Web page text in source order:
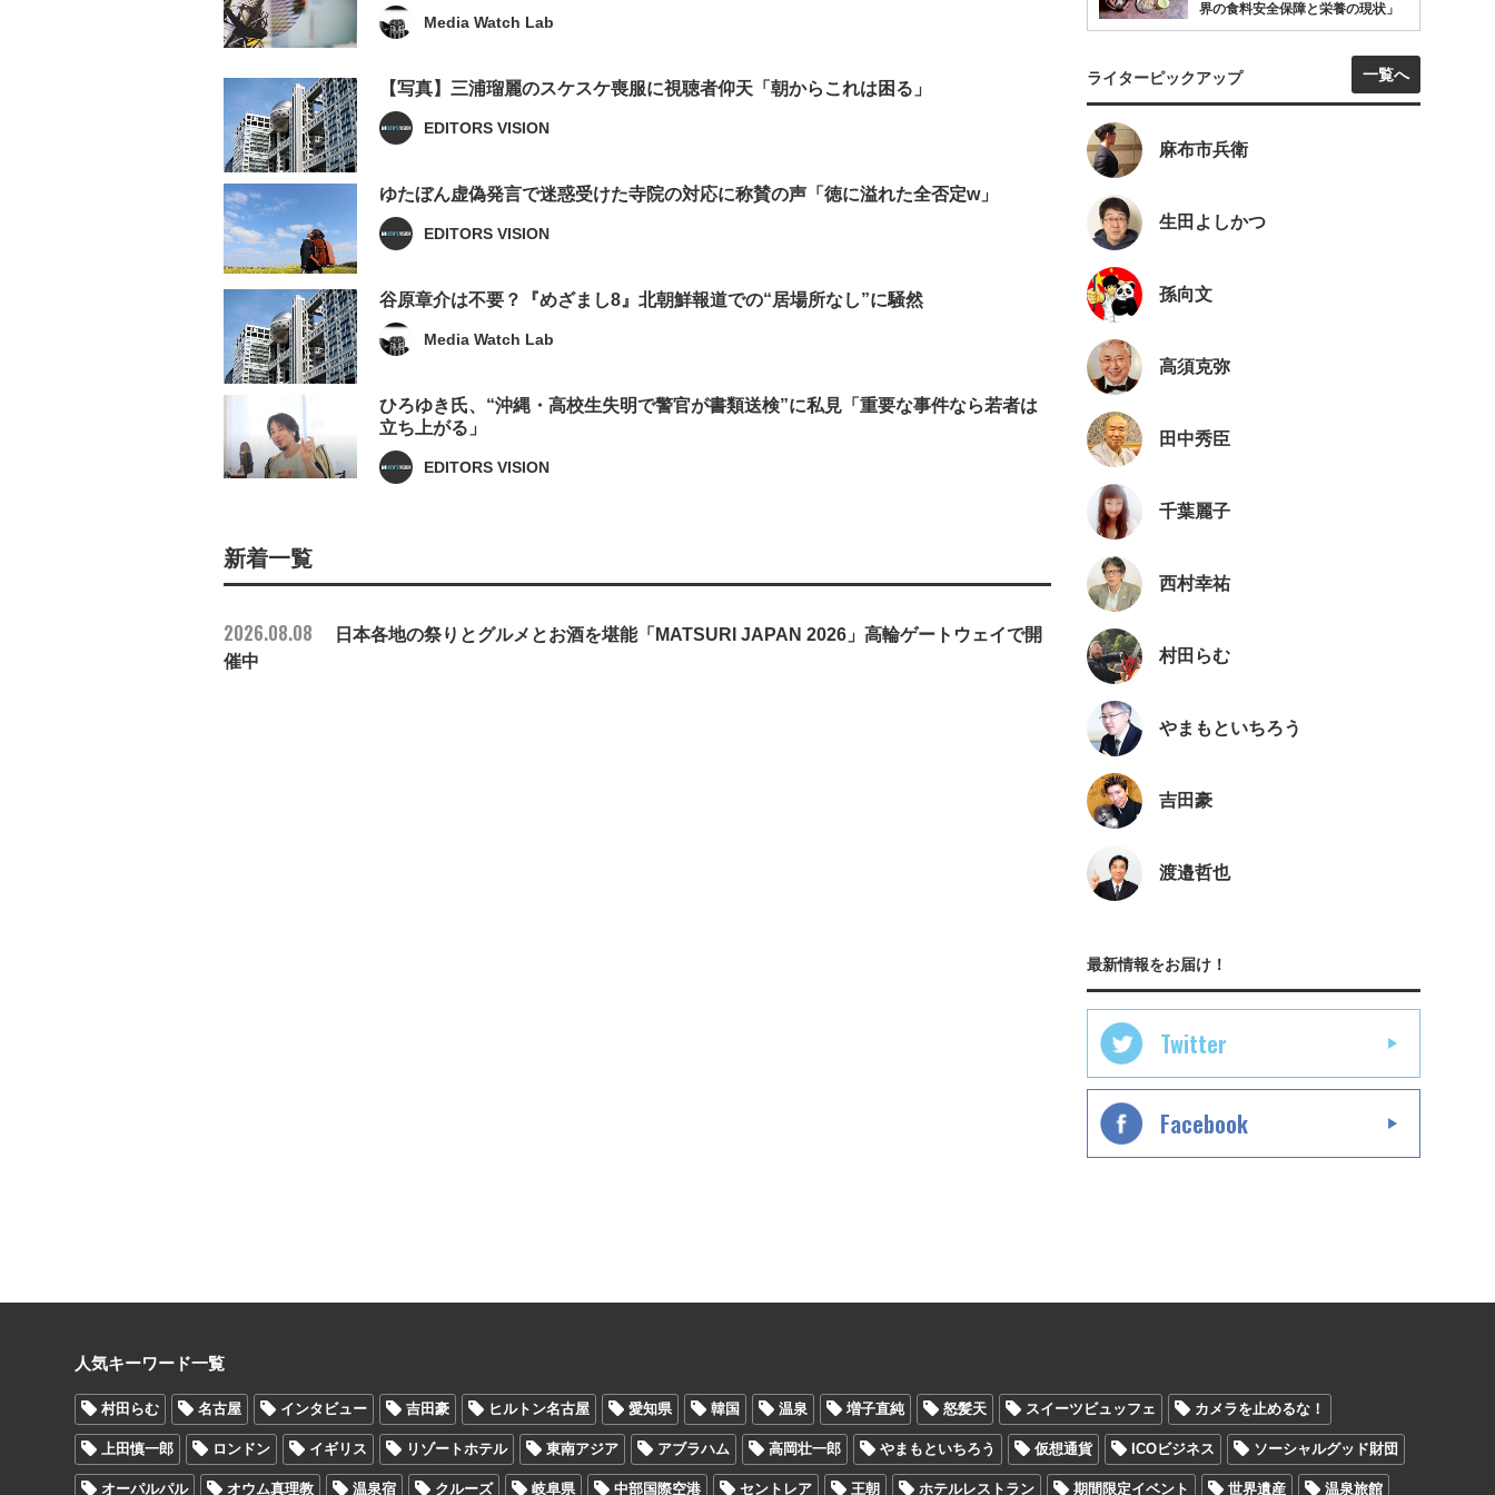
Media Watch Lab
【写真】三浦瑠麗のスケスケ喪服に視聴者仰天「朝からこれは困る」
EDITORS VISION
ゆたぼん虚偽発言で迷惑受けた寺院の対応に称賛の声「徳に溢れた全否定w」
EDITORS VISION
谷原章介は不要？『めざまし8』北朝鮮報道での“居場所なし”に騒然
Media Watch Lab
ひろゆき氏、“沖縄・高校生失明で警官が書類送検”に私見「重要な事件なら若者は
立ち上がる」
EDITORS VISION
新着一覧
2026.08.08
日本各地の祭りとグルメとお酒を堪能「MATSURI JAPAN 2026」高輪ゲートウェイで開
催中
界の食料安全保障と栄養の現状」
ライターピックアップ 一覧へ
麻布市兵衛
生田よしかつ
孫向文
高須克弥
田中秀臣
千葉麗子
西村幸祐
村田らむ
やまもといちろう
吉田豪
渡邉哲也
最新情報をお届け！
Twitter
Facebook
人気キーワード一覧
村田らむ 名古屋 インタビュー 吉田豪 ヒルトン名古屋 愛知県 韓国 温泉 増子直純 怒髪天 スイーツビュッフェ カメラを止めるな！
上田慎一郎 ロンドン イギリス リゾートホテル 東南アジア アブラハム 高岡壮一郎 やまもといちろう 仮想通貨 ICOビジネス ソーシャルグッド財団
オーパルパル オウム真理教 温泉宿 クルーズ 岐阜県 中部国際空港 セントレア 王朝 ホテルレストラン 期間限定イベント 世界遺産 温泉旅館